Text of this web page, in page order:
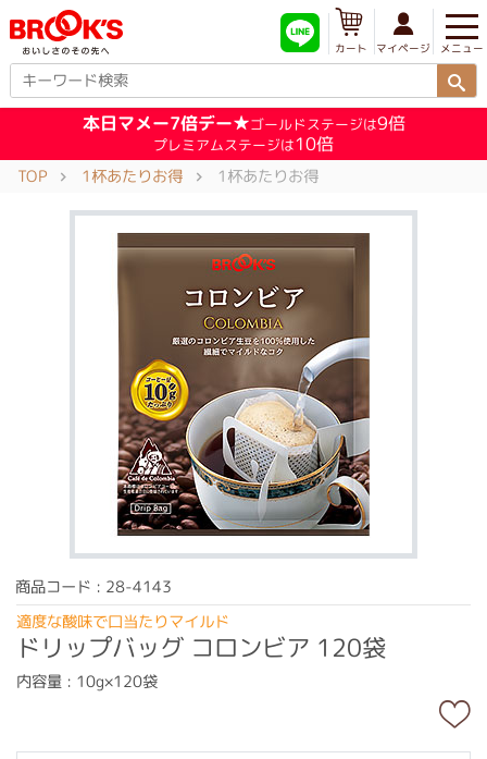
メニュー
マイページ
カート
本日マメー7倍デー★ゴールドステージは9倍
プレミアムステージは10倍
TOP 1杯あたりお得 1杯あたりお得
商品コード : 28-4143
適度な酸味で口当たりマイルド
ドリップバッグ コロンビア 120袋
内容量 : 10g×120袋